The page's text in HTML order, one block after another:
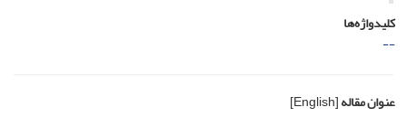
کلیدواژه‌ها
--
عنوان مقاله[English]